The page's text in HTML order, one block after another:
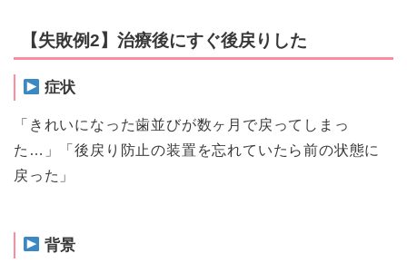
【失敗例2】治療後にすぐ後戻りした
症状
「きれいになった歯並びが数ヶ月で戻ってしまっ
た…」「後戻り防止の装置を忘れていたら前の状態に
戻った」
背景